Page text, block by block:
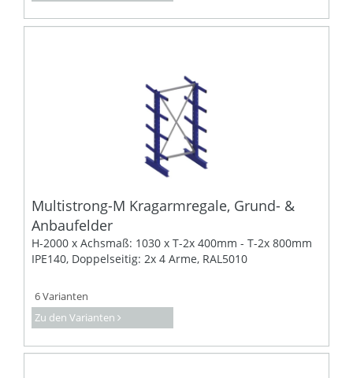
Multistrong-M Kragarmregale, Grund- &
Anbaufelder
H-2000 x Achsmaß: 1030 x T-2x 400mm - T-2x 800mm
IPE140, Doppelseitig: 2x 4 Arme, RAL5010
6 Varianten
Zu den Varianten